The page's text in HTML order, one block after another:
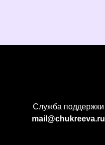
Служба поддержки
mail@chukreeva.ru